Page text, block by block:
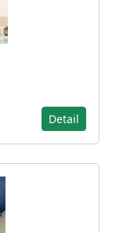
Detail